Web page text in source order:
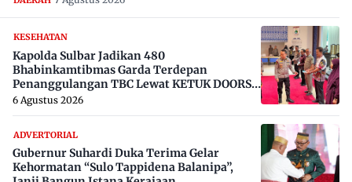
KESEHATAN
Kapolda Sulbar Jadikan 480
Bhabinkamtibmas Garda Terdepan
Penanggulangan TBC Lewat KETUK DOORS
di 650 Desa
6 Agustus 2026
ADVERTORIAL
Gubernur Suhardi Duka Terima Gelar
Kehormatan “Sulo Tappidena Balanipa”,